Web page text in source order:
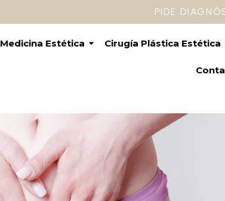
PIDE
Medicina Estética Cirugía Plástica Estética